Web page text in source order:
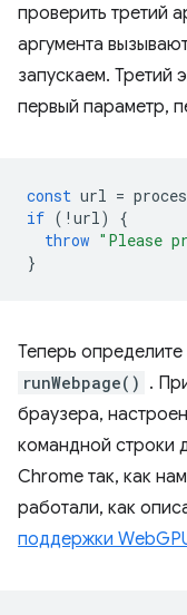
проверить третий
аргумента
запускаем. Третий
первый параметр,
const url =
if ( ! url )
{
throw "Please
}
Теперь
runWebpage() .
браузера,
командной строки
Chrome так, как
работали, как
поддержки